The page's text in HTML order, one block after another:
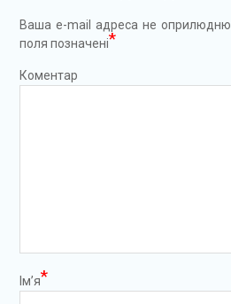
Ваша e-mail адреса не
поля позначені*
Коментар
Ім’я*